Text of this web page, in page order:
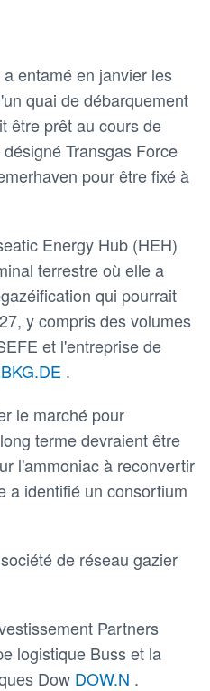
entamé en janvier les
quai de débarquement
être prêt au cours de
Transgas Force
pour être fixé à
Energy Hub (HEH)
terrestre où elle a
qui pourrait
y compris des volumes
et l'entreprise de
.
le marché pour
terme devraient être
l'ammoniac à reconvertir
a identifié un consortium
de réseau gazier
Partners
logistique Buss et la
Dow DOW.N .